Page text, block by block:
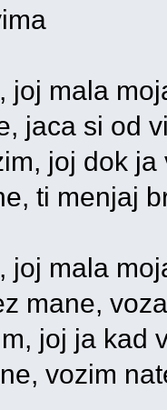
joj mala
jaca si od
joj dok ja
ti menjaj
joj mala
mane,
joj ja kad
vozim